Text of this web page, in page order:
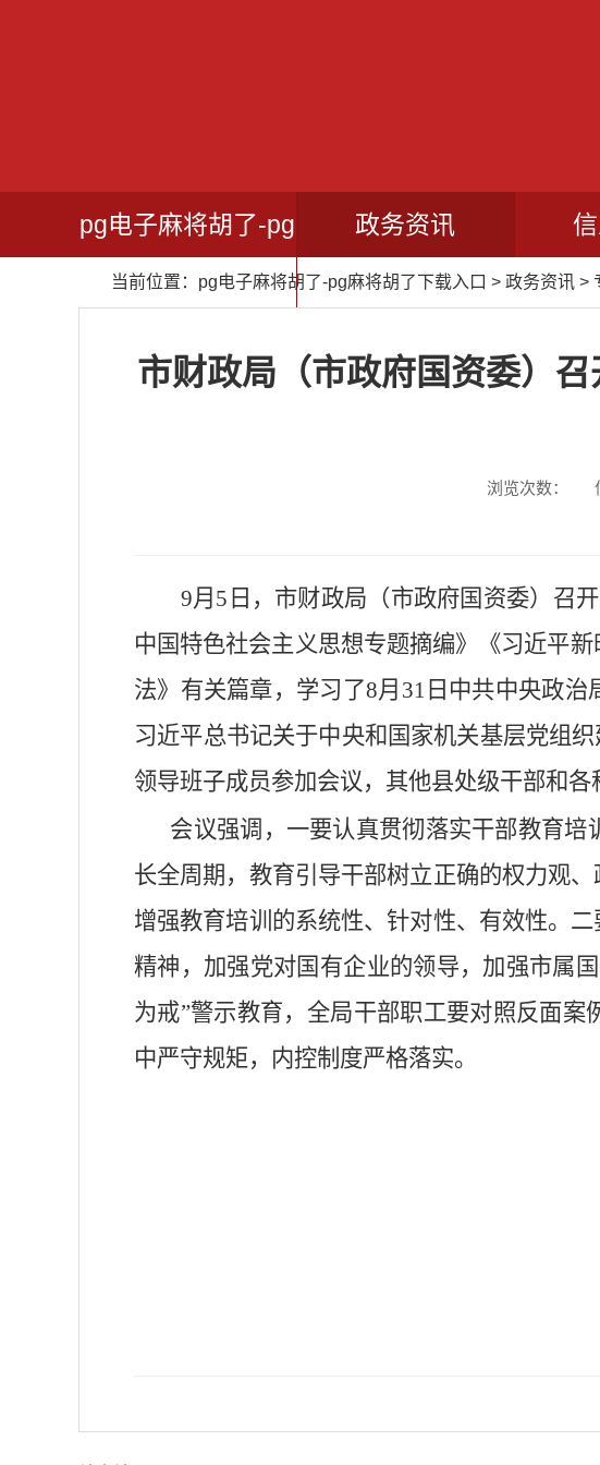
pg电子麻将胡了-pg
麻将胡了下载入口
政务资讯
当前位置： pg电子麻将胡了-pg麻将胡了下载入口 > 政务资讯 >
市财政局（市政府国资委）
浏览次数：
9月5日，市财政局（市政府国资委）召
中国特色社会主义思想专题摘编》
《习近平
法》 有关篇章，学习了8月31日中共中央政治
习近平总书记关于中央和国家机关基层党组
领导班子成员参加会议，其他县处级干部和各
会议强调，一要认真贯彻落实干部教育培
长全周期，教育引导干部树立正确的权力观
增强教育培训的系统性、针对性、有效性。
精神，加强党对国有企业的领导，加强市属
为戒”警示教育，全局干部职工要对照反面
中严守规矩，内控制度严格落实。